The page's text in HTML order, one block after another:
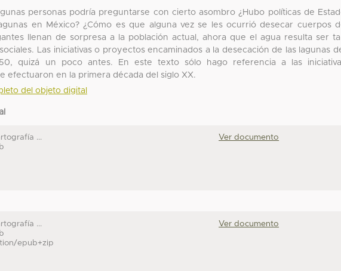
personas podría preguntarse con cierto asombro ¿Hubo políticas de
en México? ¿Cómo es que alguna vez se les ocurrió desecar cuerpos
llenan de sorpresa a la población actual, ahora que el agua resulta ser
Las iniciativas o proyectos encaminados a la desecación de las lagunas
quizá un poco antes. En este texto sólo hago referencia a las
efectuaron en la primera década del siglo XX.
del objeto digital
...
Ver documento
...
epub+zip
Ver documento